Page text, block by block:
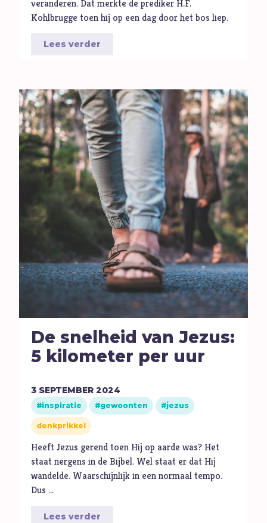
Volharding
Vragen
Vreugde
W
Waarheid
Wonderen
Z
Zelfbeeld
Ziel
Zintuigen
Zoektocht
Zonde
veranderen. Dat merkte de prediker H.F.
Kohlbrugge toen hij op een dag door het bos liep.
Lees verder
De snelheid van Jezus:
5 kilometer per uur
3 SEPTEMBER 2024
inspiratie gewoonten jezus
denkprikkel
Heeft Jezus gerend toen Hij op aarde was? Het
staat nergens in de Bijbel. Wel staat er dat Hij
wandelde. Waarschijnlijk in een normaal tempo.
Dus …
Lees verder